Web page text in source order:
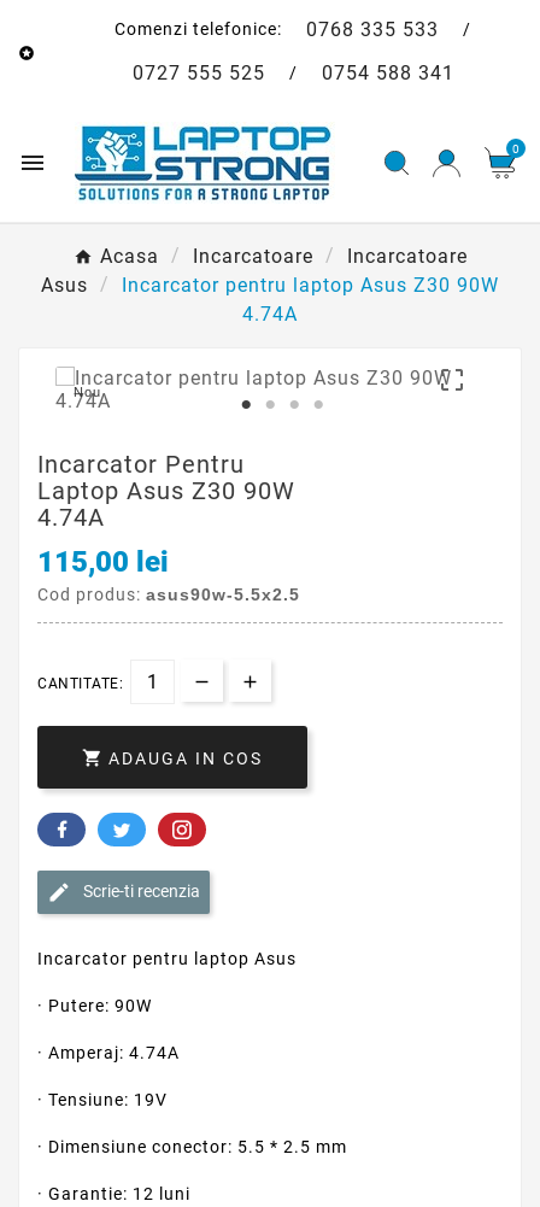

Comenzi telefonice: 0768 335 533
0727 555 525 / 0754 588 341
 0
Acasa Incarcatoare
Incarcatoare
Asus
Incarcator pentru laptop Asus Z30 90W
4.74A
Nou 
Incarcator Pentru
Laptop Asus Z30 90W
4.74A
115,00 lei
Cod produs: asus90w-5.5x2.5
CANTITATE:
 ADAUGA IN COS
Scrie-ti recenzia
Incarcator pentru laptop Asus
· Putere: 90W
· Amperaj: 4.74A
· Tensiune: 19V
· Dimensiune conector: 5.5 * 2.5 mm
· Garantie: 12 luni